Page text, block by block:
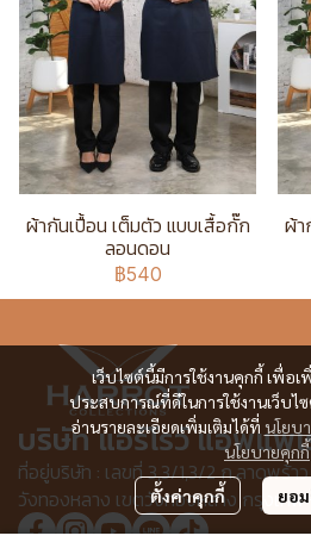
ผ้ากันเปื้อน เต็มตัว แบบเสื้อกั๊ก
ลอนดอน
฿540
ผ้า
เว็บไซต์นี้มีการใช้งานคุกกี้ เพื่อ
ประสบการณ์ที่ดีในการใช้งานเว็บไ
อ่านรายละเอียดเพิ่มเติมได้ที่ นโยบ
นโยบายคุกกี้
ตั้งค่าคุกกี้ ยอ
บริษัท แอร์โรว์ แอพแพ
ที่อยู่บริษัท : เลขที่ 3,3/1,3/2 ก.ลาดพร้า
วังทองหลาง เขตวังทองหลาง กรุงเทพ